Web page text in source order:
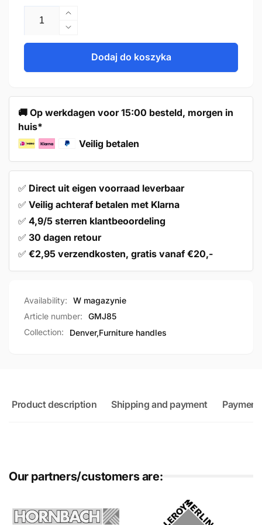
Zwiększ
ilość
dla
Handle
Denver
Zmniejsz
ilość
Handle
Stainless
Steel
–
Dodaj do koszyka
🚚 Op werkdagen voor 15:00 besteld, morgen in
huis*
Veilig betalen
✅ Direct uit eigen voorraad leverbaar
✅ Veilig achteraf betalen met Klarna
✅ 4,9/5 sterren klantbeoordeling
✅ 30 dagen retour
✅ €2,95 verzendkosten, gratis vanaf €20,-
Availability:
W magazynie
Article number:
GMJ85
Collection:
Denver,Furniture handles
Product description Shipping and payment
Our partners/customers are: